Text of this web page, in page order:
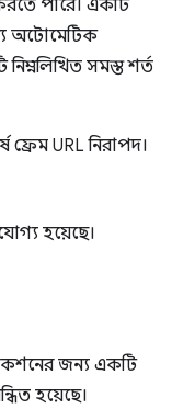
পারে। একটি
অটোমেটিক
সমস্ত শর্ত
ফ্রেম URL নিরাপদ।
হয়েছে।
জন্য একটি
হয়েছে।